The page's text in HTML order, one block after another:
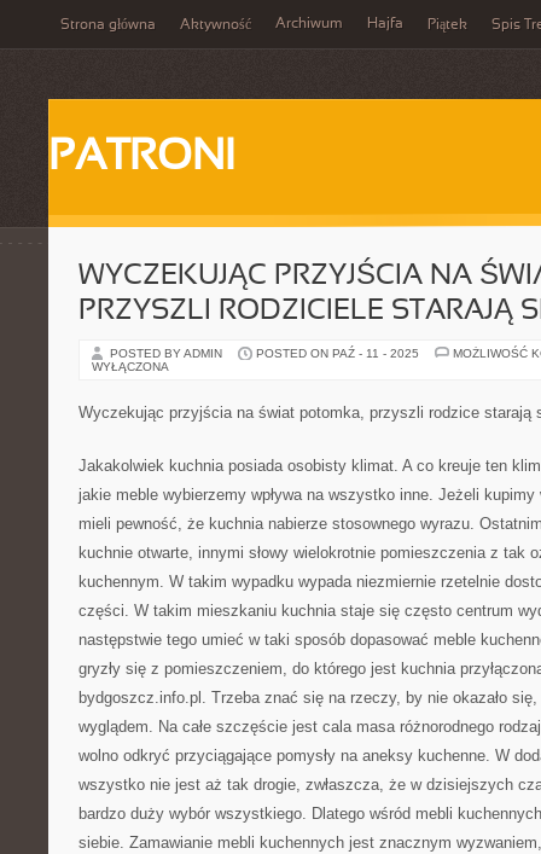
Strona główna Aktywność Archiwum Hajfa Piątek Spis
PATRONI
WYCZEKUJĄC PRZYJŚCIA NA
PRZYSZLI RODZICIELE STARAJĄ
POSTED BY ADMIN POSTED ON PAŹ - 11 - 2025
MOŻLIWOŚĆ
WYŁĄCZONA
Wyczekując przyjścia na świat potomka, przyszli rodzice starają
Jakakolwiek kuchnia posiada osobisty klimat. A co kreuje ten
jakie meble wybierzemy wpływa na wszystko inne. Jeżeli kupimy
mieli pewność, że kuchnia nabierze stosownego wyrazu.
kuchnie otwarte, innymi słowy wielokrotnie pomieszczenia z tak
kuchennym. W takim wypadku wypada niezmiernie rzetelnie
części. W takim mieszkaniu kuchnia staje się często centrum
następstwie tego umieć w taki sposób dopasować meble
gryzły się z pomieszczeniem, do którego jest kuchnia
bydgoszcz.info.pl. Trzeba znać się na rzeczy, by nie okazało
wyglądem. Na całe szczęście jest cala masa różnorodnego
wolno odkryć przyciągające pomysły na aneksy kuchenne. W
wszystko nie jest aż tak drogie, zwłaszcza, że w dzisiejszych
bardzo duży wybór wszystkiego. Dlatego wśród mebli
siebie. Zamawianie mebli kuchennych jest znacznym